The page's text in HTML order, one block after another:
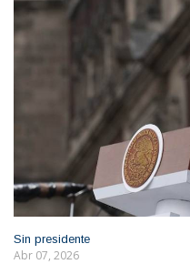
Sin presidente
Abr 07, 2026